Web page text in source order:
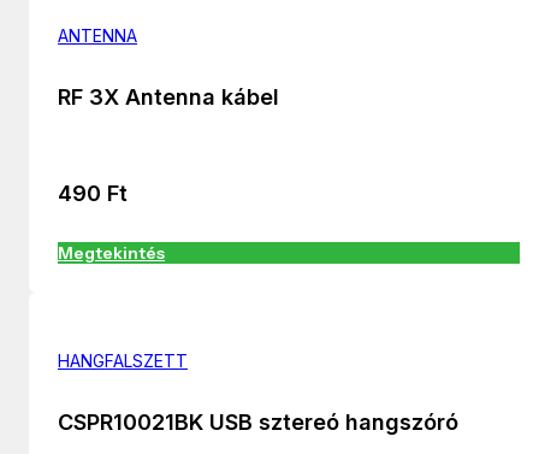
ANTENNA
RF 3X Antenna kábel
490 Ft
Megtekintés
HANGFALSZETT
CSPR10021BK USB sztereó hangszóró